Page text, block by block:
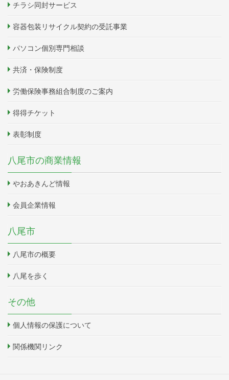
チラシ同封サービス
容器包装リサイクル契約の受託事業
パソコン個別専門相談
共済・保険制度
労働保険事務組合制度のご案内
得得チケット
表彰制度
八尾市の商業情報
やおあきんど情報
会員企業情報
八尾市
八尾市の概要
八尾を歩く
その他
個人情報の保護について
関係機関リンク